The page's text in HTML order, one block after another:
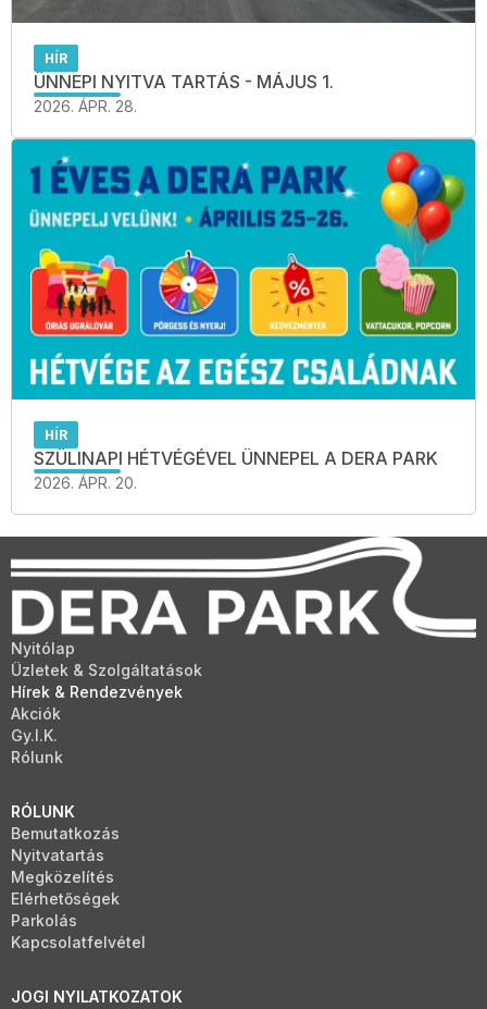
HÍR
ÜNNEPI NYITVA TARTÁS - MÁJUS 1.
2026. ÁPR. 28.
HÍR
SZÜLINAPI HÉTVÉGÉVEL ÜNNEPEL A DERA PARK
2026. ÁPR. 20.
Nyitólap
Üzletek & Szolgáltatások
Hírek & Rendezvények
Akciók
Gy.I.K.
Rólunk
RÓLUNK
Bemutatkozás
Nyitvatartás
Megközelítés
Elérhetőségek
Parkolás
Kapcsolatfelvétel
JOGI NYILATKOZATOK